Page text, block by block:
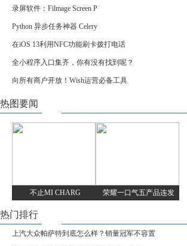
录屏软件：Filmage Screen P
Python 异步任务神器 Celery
在iOS 13利用NFC功能刷卡拨打电话
全小程序入口集齐，你有没有找到呢？
向所有商户开放！Wish运营必备工具
热图要闻
不止MI CHARG 荣耀一口气五产品连发
热门排行
上汽大众帕萨特到底怎么样？销量冠军不容置